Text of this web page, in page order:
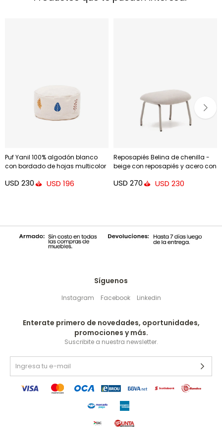
Puf Yanil 100% algodón blanco
con bordado de hojas multicolor
USD 230 USD 196
Reposapiés Belina de chenilla -
beige con reposapiés y acero con
USD 270 USD 230
Síguenos
Instagram Facebook Linkedin
Enterate primero de novedades, oportunidades,
promociones y más.
Suscribite a nuestra newsletter.